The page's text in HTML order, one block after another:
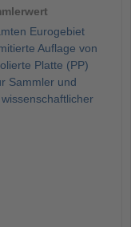
Eurogebiet
Auflage von
Platte (PP)
Sammler und